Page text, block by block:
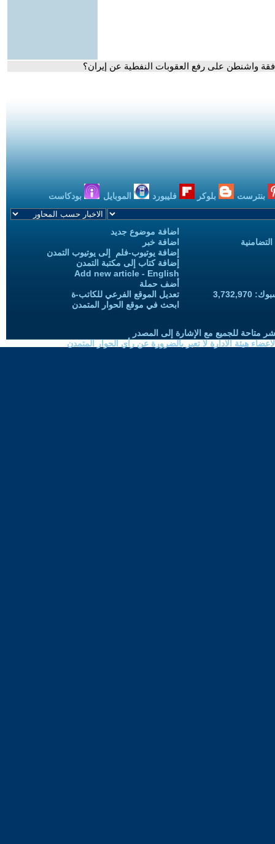
واشنطن على رفع العقوبات النفطية عن إيران؟
بنترست بلوكر فليبورد الموبايل بودكاست
اضافة موضوع جديد
اضافة خبر
إضافة يوتيوب-فلم إلى يوتيوب التمدن
إضافة كتاب إلى مكتبة التمدن
Add new article - English
أضف حملة
تعديل الموقع الفرعي للكاتب-ة
ابحث في موقع الحوار المتمدن
متاحة للجميع مع الإشارة إلى المصدر
هيئة الادارة لا تعبر بالضرورة عن رأي الحوار المتمدن